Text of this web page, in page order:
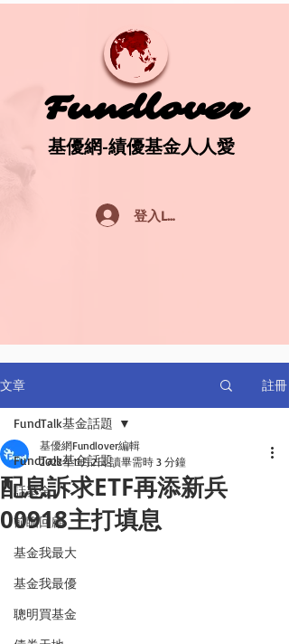
Fundlover
Fundlover
基優網-績優基金人人愛
基優網-績優基金人人愛
登入Log In
文章 註冊
FundTalk基金話題
話基金
前瞻回顧
基金我最大
基金我最優
聰明買基金
FundTalk基金話題
配息訴求ETF再添新兵
00918主打填息
基優網Fundlover編輯
2022年11月2日 讀畢需時 3 分鐘